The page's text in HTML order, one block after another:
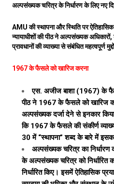
अल्पसंख्यक चरित्र के निर्धारण के लिए नए
AMU की स्थापना और स्थिति पर
न्यायाधीशों की पीठ ने अल्पसंख्यक
प्रावधानों की व्याख्या से संबंधित महत्वपूर्ण
1967 के फैसले को खारिज करना
एस. अजीज बाशा (1967) के
पीठ ने 1967 के फैसले को खारिज
अल्पसंख्यक दर्जा देने से इनकार किया
कि 1967 के फैसले की संकीर्ण
30 में “स्थापना” शब्द के बारे में
अल्पसंख्यक चरित्र का
के अल्पसंख्यक चरित्र को
निर्धारित किए। इसमें ऐतिहासिक